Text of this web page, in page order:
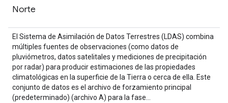
Norte
El Sistema de Asimilación de Datos Terrestres (LDAS) combina
múltiples fuentes de observaciones (como datos de
pluviómetros, datos satelitales y mediciones de precipitación
por radar) para producir estimaciones de las propiedades
climatológicas en la superficie de la Tierra o cerca de ella. Este
conjunto de datos es el archivo de forzamiento principal
(predeterminado) (archivo A) para la fase…